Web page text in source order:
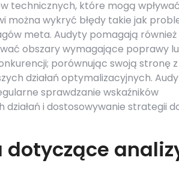
technicznych, które mogą
można wykryć błędy takie jak
meta. Audyty pomagają również
obszary wymagające poprawy
porównując swoją stronę z
działań optymalizacyjnych.
sprawdzanie wskaźników
i dostosowywanie strategii